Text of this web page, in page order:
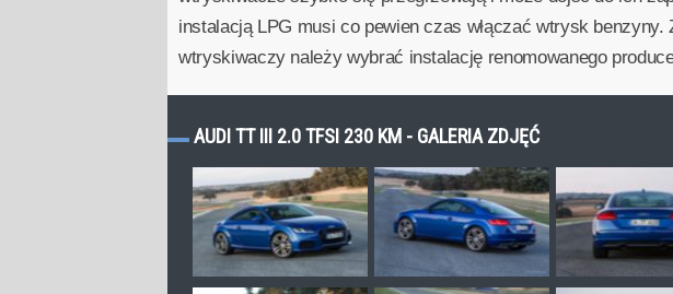
instalacją LPG musi co pewien czas włączać wtrysk
wtryskiwaczy należy wybrać instalację renomowanego
AUDI TT III 2.0 TFSI 230 KM - GALERIA ZDJĘĆ